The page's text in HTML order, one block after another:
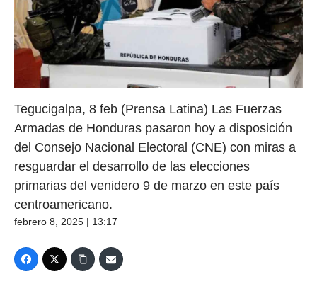
Tegucigalpa, 8 feb (Prensa Latina) Las Fuerzas
Armadas de Honduras pasaron hoy a disposición
del Consejo Nacional Electoral (CNE) con miras a
resguardar el desarrollo de las elecciones
primarias del venidero 9 de marzo en este país
centroamericano.
febrero 8, 2025 | 13:17